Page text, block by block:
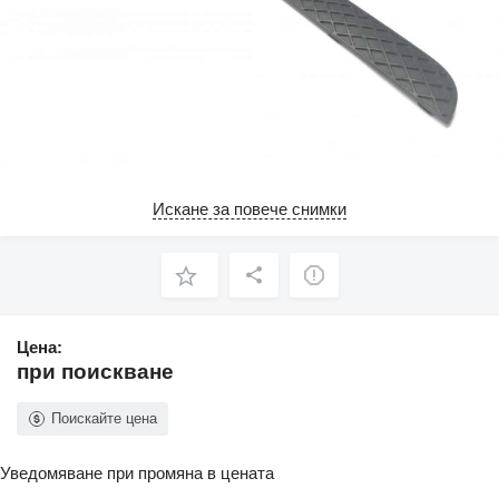
Искане за повече снимки
Цена:
при поискване
Поискайте цена
Уведомяване при промяна в цената